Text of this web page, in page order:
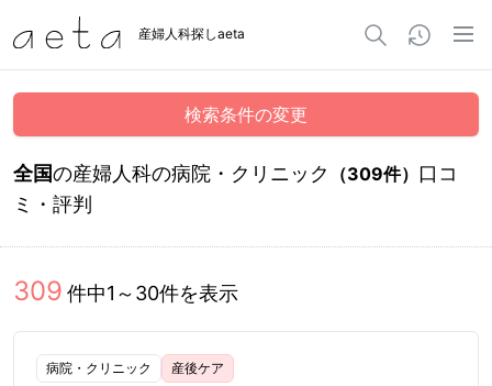
産婦人科探しaeta
検索条件の変更
全国の産婦人科の病院・クリニック （309件） 口コ
ミ・評判
309 件中1 ～ 30件を表示
病院・クリニック 産後ケア